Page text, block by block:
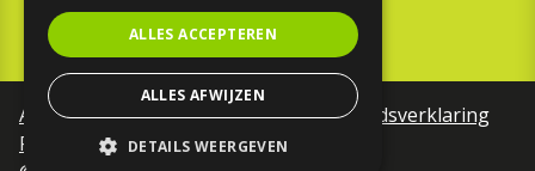
NIEUWSBRIEF
Algemene voorwaardenToegankelijkheidsverklaring
Privacy Policy
ALLES ACCEPTEREN
ALLES AFWIJZEN
DETAILS WEERGEVEN